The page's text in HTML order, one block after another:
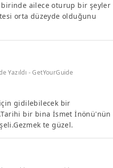
ailece oturup bir şeyler
orta düzeyde olduğunu
Yazıldı - GetYourGuide
gidilebilecek bir
bir bina İsmet İnönü'nün
te güzel.